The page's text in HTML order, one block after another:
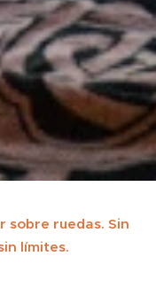
sobre ruedas. Sin
límites.